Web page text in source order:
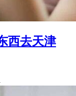
西去天津